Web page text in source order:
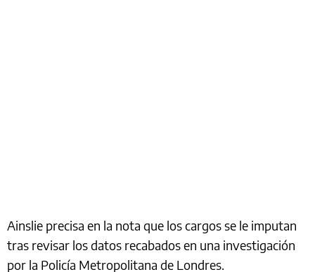
Ainslie precisa en la nota que los cargos se le imputan
tras revisar los datos recabados en una investigación
por la Policía Metropolitana de Londres.